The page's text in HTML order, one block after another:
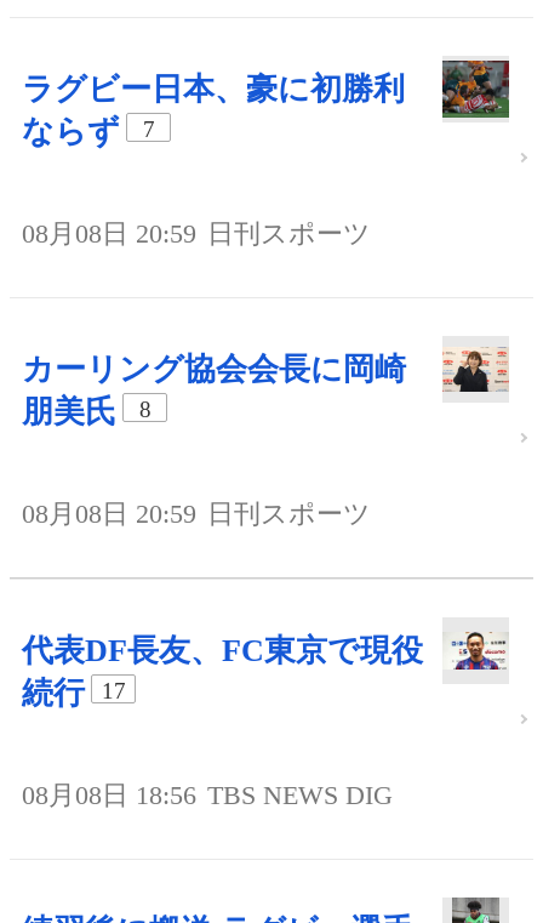
ラグビー日本、豪に初勝利
ならず
7
08月08日 20:59 日刊スポーツ
カーリング協会会長に岡崎
朋美氏
8
08月08日 20:59 日刊スポーツ
代表DF長友、FC東京で現役
続行
17
08月08日 18:56 TBS NEWS DIG